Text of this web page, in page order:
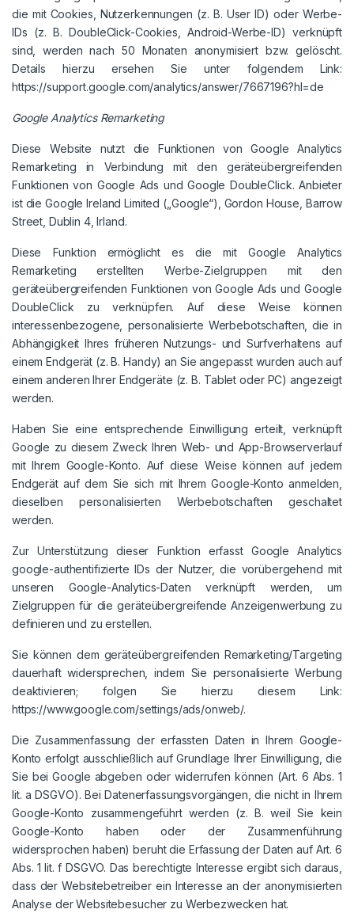
die mit Cookies, Nutzerkennungen (z. B. User ID) oder Werbe-
IDs (z. B. DoubleClick-Cookies, Android-Werbe-ID) verknüpft
sind, werden nach 50 Monaten anonymisiert bzw. gelöscht.
Details hierzu ersehen Sie unter folgendem Link:
https://support.google.com/analytics/answer/7667196?hl=de
Google Analytics Remarketing
Diese Website nutzt die Funktionen von Google Analytics
Remarketing in Verbindung mit den geräteübergreifenden
Funktionen von Google Ads und Google DoubleClick. Anbieter
ist die Google Ireland Limited („Google“), Gordon House, Barrow
Street, Dublin 4, Irland.
Diese Funktion ermöglicht es die mit Google Analytics
Remarketing erstellten Werbe-Zielgruppen mit den
geräteübergreifenden Funktionen von Google Ads und Google
DoubleClick zu verknüpfen. Auf diese Weise können
interessenbezogene, personalisierte Werbebotschaften, die in
Abhängigkeit Ihres früheren Nutzungs- und Surfverhaltens auf
einem Endgerät (z. B. Handy) an Sie angepasst wurden auch auf
einem anderen Ihrer Endgeräte (z. B. Tablet oder PC) angezeigt
werden.
Haben Sie eine entsprechende Einwilligung erteilt, verknüpft
Google zu diesem Zweck Ihren Web- und App-Browserverlauf
mit Ihrem Google-Konto. Auf diese Weise können auf jedem
Endgerät auf dem Sie sich mit Ihrem Google-Konto anmelden,
dieselben personalisierten Werbebotschaften geschaltet
werden.
Zur Unterstützung dieser Funktion erfasst Google Analytics
google-authentifizierte IDs der Nutzer, die vorübergehend mit
unseren Google-Analytics-Daten verknüpft werden, um
Zielgruppen für die geräteübergreifende Anzeigenwerbung zu
definieren und zu erstellen.
Sie können dem geräteübergreifenden Remarketing/Targeting
dauerhaft widersprechen, indem Sie personalisierte Werbung
deaktivieren; folgen Sie hierzu diesem Link:
https://www.google.com/settings/ads/onweb/.
Die Zusammenfassung der erfassten Daten in Ihrem Google-
Konto erfolgt ausschließlich auf Grundlage Ihrer Einwilligung, die
Sie bei Google abgeben oder widerrufen können (Art. 6 Abs. 1
lit. a DSGVO). Bei Datenerfassungsvorgängen, die nicht in Ihrem
Google-Konto zusammengeführt werden (z. B. weil Sie kein
Google-Konto haben oder der Zusammenführung
widersprochen haben) beruht die Erfassung der Daten auf Art. 6
Abs. 1 lit. f DSGVO. Das berechtigte Interesse ergibt sich daraus,
dass der Websitebetreiber ein Interesse an der anonymisierten
Analyse der Websitebesucher zu Werbezwecken hat.